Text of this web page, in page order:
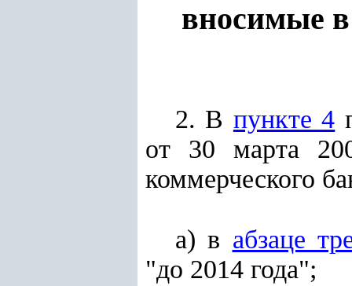
вносимые в
2. В пункте 4
от 30 марта
коммерческого
а) в абзаце
"до 2014 года";